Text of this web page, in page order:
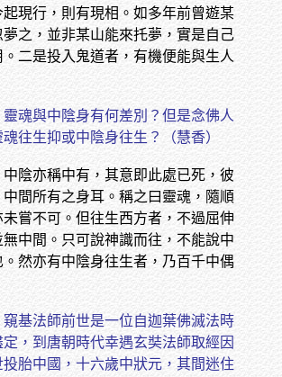
起現行，則有現相。如多年前曾遊某
夢之，並非某山能來托夢，實是自己
。二是投入鬼道者，有機便能與生人
靈魂與中陰身有何差別？但是念佛人
往生抑或中陰身往生？（慧香）
中陰亦稱中有，其意即此處已死，彼
中間所有之身耳。稱之曰靈魂，隨順
嘗不可。但往生西方者，不過屈伸
中間。只可說神識而往，不能說中
。然亦有中陰身往生者，乃百千中偶
窺基法師前世是一位自迦葉佛滅法時
，到唐朝時代幸遇玄奘法師取經因
投胎中國，十六歲中狀元，其間迷住